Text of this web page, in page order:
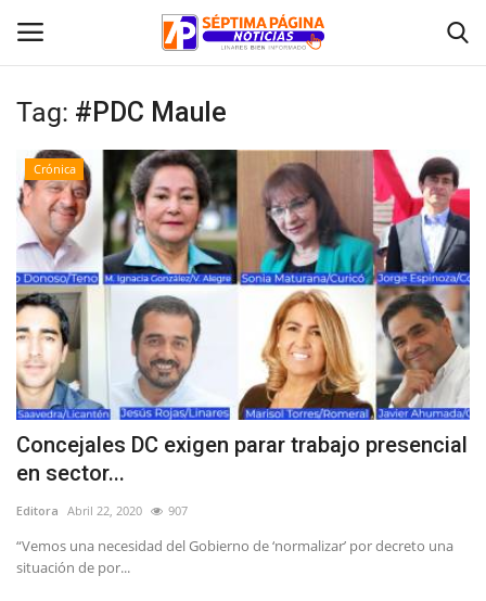
Inicio
Crónica
Policial
Tribunales
Deporte
Política
Espectáculos
Tag: #PDC Maule
Crónica
Concejales DC exigen parar trabajo presencial
en sector...
Editora Abril 22, 2020 907
“Vemos una necesidad del Gobierno de ‘normalizar’ por decreto una
situación de por...